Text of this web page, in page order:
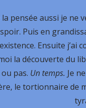
pensée aussi je ne
Puis en
Ensuite j’ai
la découverte du
pas. Un temps. Je
le tortionnaire